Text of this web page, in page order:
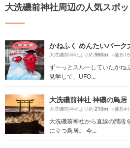
大洗磯前神社周辺の人気スポッ
かねふく めんたいパーク
大洗磯前神社より約960m （徒歩16
ずーっとスルーしていたかね
見学して、UFO...
大洗磯前神社 神磯の鳥居
大洗磯前神社より約210m （徒歩4
大洗磯前神社から直線の階段
に立つ鳥居。 今...